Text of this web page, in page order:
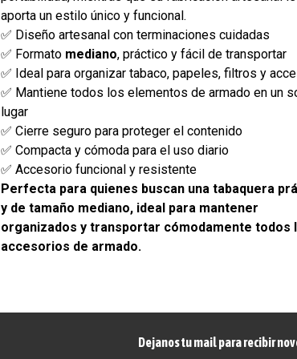
aporta un estilo único y funcional.
✅ Diseño artesanal con terminaciones cuidadas
✅ Formato mediano, práctico y fácil de transportar
✅ Ideal para organizar tabaco, papeles, filtros y
✅ Mantiene todos los elementos de armado en un
lugar
✅ Cierre seguro para proteger el contenido
✅ Compacta y cómoda para el uso diario
✅ Accesorio funcional y resistente
Perfecta para quienes buscan una tabaquera
y de tamaño mediano, ideal para mantener
organizados y transportar cómodamente todos
accesorios de armado.
Dejanos tu mail para recibir